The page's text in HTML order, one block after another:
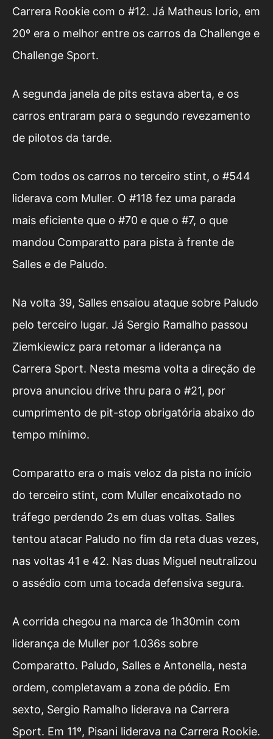
Carrera Rookie com o #12. Já Matheus Iorio, em
20º era o melhor entre os carros da Challenge e
Challenge Sport.
A segunda janela de pits estava aberta, e os
carros entraram para o segundo revezamento
de pilotos da tarde.
Com todos os carros no terceiro stint, o #544
liderava com Muller. O #118 fez uma parada
mais eficiente que o #70 e que o #7, o que
mandou Comparatto para pista à frente de
Salles e de Paludo.
Na volta 39, Salles ensaiou ataque sobre Paludo
pelo terceiro lugar. Já Sergio Ramalho passou
Ziemkiewicz para retomar a liderança na
Carrera Sport. Nesta mesma volta a direção de
prova anunciou drive thru para o #21, por
cumprimento de pit-stop obrigatória abaixo do
tempo mínimo.
Comparatto era o mais veloz da pista no início
do terceiro stint, com Muller encaixotado no
tráfego perdendo 2s em duas voltas. Salles
tentou atacar Paludo no fim da reta duas vezes,
nas voltas 41 e 42. Nas duas Miguel neutralizou
o assédio com uma tocada defensiva segura.
A corrida chegou na marca de 1h30min com
liderança de Muller por 1.036s sobre
Comparatto. Paludo, Salles e Antonella, nesta
ordem, completavam a zona de pódio. Em
sexto, Sergio Ramalho liderava na Carrera
Sport. Em 11º, Pisani liderava na Carrera Rookie.